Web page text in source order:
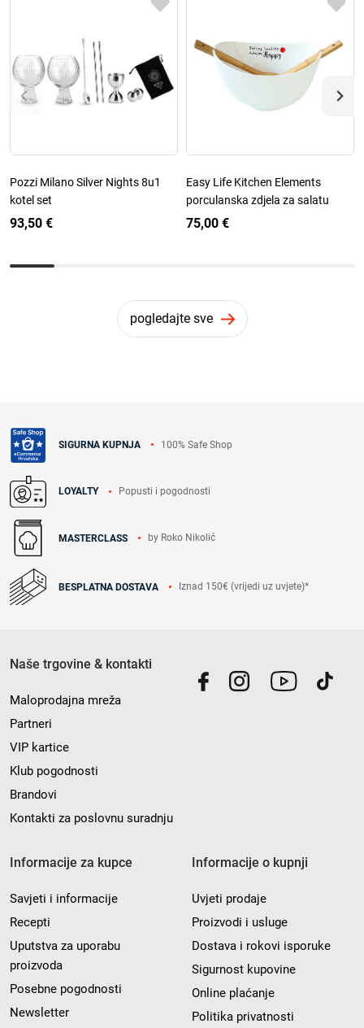
Pozzi Milano Silver Nights 8u1
kotel set
93,50 €
Easy Life Kitchen Elements
porculanska zdjela za salatu
75,00 €
pogledajte sve
SIGURNA KUPNJA 100% Safe Shop
LOYALTY Popusti i pogodnosti
MASTERCLASS by Roko Nikolić
BESPLATNA DOSTAVA Iznad 150€ (vrijedi uz uvjete)*
Naše trgovine & kontakti
Maloprodajna mreža
Partneri
VIP kartice
Klub pogodnosti
Brandovi
Kontakti za poslovnu suradnju
Informacije za kupce
Savjeti i informacije
Recepti
Uputstva za uporabu
proizvoda
Posebne pogodnosti
Newsletter
Informacije o kupnji
Uvjeti prodaje
Proizvodi i usluge
Dostava i rokovi isporuke
Sigurnost kupovine
Online plaćanje
Politika privatnosti